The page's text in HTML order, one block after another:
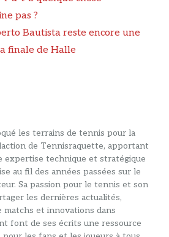
pas ?
Bautista reste encore une
finale de Halle
les terrains de tennis pour la
de Tennisraquette, apportant
expertise technique et stratégique
au fil des années passées sur le
Sa passion pour le tennis et son
les dernières actualités,
matchs et innovations dans
font de ses écrits une ressource